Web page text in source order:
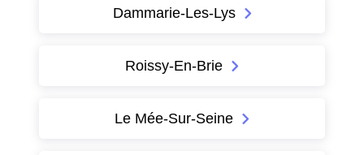
Dammarie-Les-Lys
Roissy-En-Brie
Le Mée-Sur-Seine